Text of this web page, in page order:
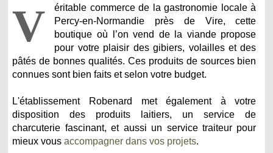
V
éritable commerce de la gastronomie locale à
Percy-en-Normandie près de Vire, cette
boutique où l’on vend de la viande propose
pour votre plaisir des gibiers, volailles et des
pâtés de bonnes qualités. Ces produits de sources bien
connues sont bien faits et selon votre budget.
L'établissement Robenard met également à votre
disposition des produits laitiers, un service de
charcuterie fascinant, et aussi un service traiteur pour
mieux vousaccompagner dans vos projets.